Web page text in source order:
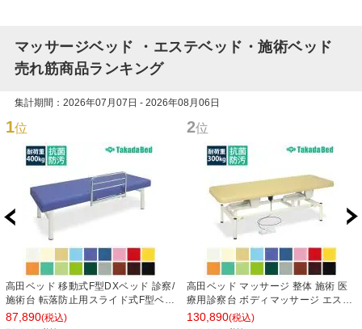
マッサージベッド ・エステベッド・施術ベッド
売れ筋商品ランキング
集計期間：2026年07月07日 - 2026年08月06日
1位
高田ベッド 移動式F型DXベッド 診察/
施術台 転落防止用スライド式F型ベッ
ドガード付属 TB-266 サイズ/カラー
87,890(税込)
2位
高田ベッド マッサージ 整体 施術 医
療用診察台 ボディマッサージ エステ
用ベッド 電動昇降ベッド 幅サイズ選
130,890(税込)